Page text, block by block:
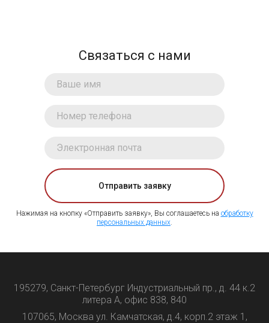
Связаться с нами
Отправить заявку
Нажимая на кнопку «Отправить заявку», Вы соглашаетесь на обработку
персональных данных.
195279, Санкт-Петербург Индустриальный пр., д. 44 к.2
литера А, офис 838, 840
107065, Москва ул. Камчатская, д.4, корп.2 этаж 1,